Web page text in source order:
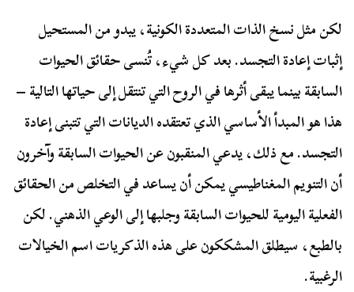
لكن مثل نسخ الذات المتعددة الكونية، يبدو من المستحيل
إثبات إعادة التجسد. بعد كل شيء، تُنسى حقائق الحيوات
السابقة بينما يبقى أثرها في الروح التي تنتقل إلى حياتها التالية –
هذا هو المبدأ الأساسي الذي تعتقده الديانات التي تتبنى إعادة
التجسد. مع ذلك، يدعي المنقبون عن الحيوات السابقة وآخرون
أن التنويم المغناطيسي يمكن أن يساعد في التخلص من الحقائق
الفعلية اليومية للحيوات السابقة وجلبها إلى الوعي الذهني. لكن
بالطبع، سيطلق المشككون على هذه الذكريات اسم الخيالات
الرغبية.